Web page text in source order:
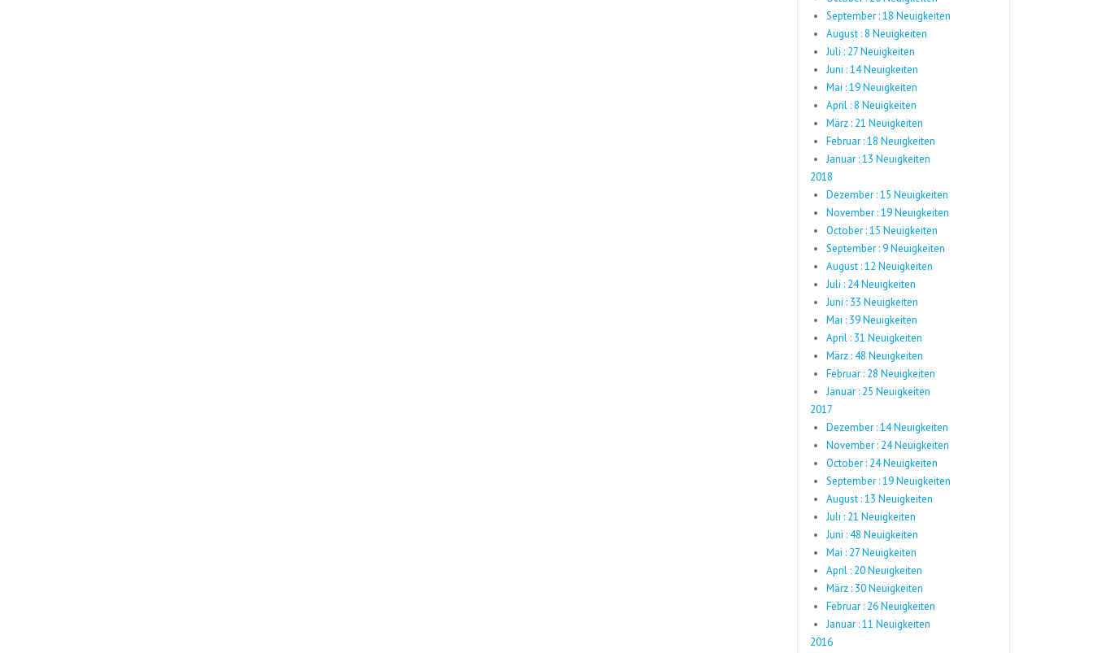
September : 18 Neuigkeiten
August : 8 Neuigkeiten
Juli : 27 Neuigkeiten
Juni : 14 Neuigkeiten
Mai : 19 Neuigkeiten
April : 8 Neuigkeiten
März : 21 Neuigkeiten
Februar : 18 Neuigkeiten
Januar : 13 Neuigkeiten
2018
Dezember : 15 Neuigkeiten
November : 19 Neuigkeiten
October : 15 Neuigkeiten
September : 9 Neuigkeiten
August : 12 Neuigkeiten
Juli : 24 Neuigkeiten
Juni : 33 Neuigkeiten
Mai : 39 Neuigkeiten
April : 31 Neuigkeiten
März : 48 Neuigkeiten
Februar : 28 Neuigkeiten
Januar : 25 Neuigkeiten
2017
Dezember : 14 Neuigkeiten
November : 24 Neuigkeiten
October : 24 Neuigkeiten
September : 19 Neuigkeiten
August : 13 Neuigkeiten
Juli : 21 Neuigkeiten
Juni : 48 Neuigkeiten
Mai : 27 Neuigkeiten
April : 20 Neuigkeiten
März : 30 Neuigkeiten
Februar : 26 Neuigkeiten
Januar : 11 Neuigkeiten
2016